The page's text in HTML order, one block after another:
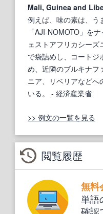
Mali, Guinea and
例えば、味の素は、う
「AJI-NOMOTO」を
ェストアフリカシーズ
で袋詰めし、コートジ
め、近隣のブルキナフ
ニア、リベリアなどへ
いる。
- 経済産業省
>> 例文の一覧を見る
閲覧履歴
無料
単語
確認